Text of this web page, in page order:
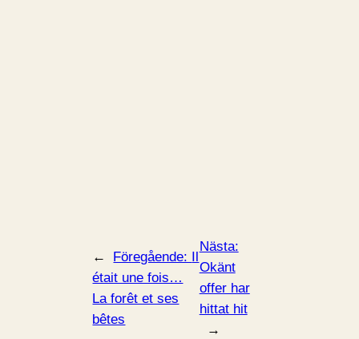
← Föregående:
Il
était une fois…
La forêt et ses
bêtes
Nästa:
Okänt
offer har
hittat hit
→